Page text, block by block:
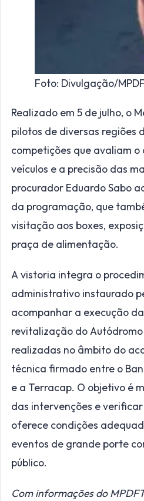
Foto: Divulgação/
Realizado em 5 de julho, o
pilotos de diversas regiões
competições que avaliam o
veículos e a precisão das
procurador Eduardo Sabo
da programação, que
visitação aos boxes,
praça de alimentação.
A vistoria integra o
administrativo instaurado
acompanhar a execução
revitalização do Autódromo
realizadas no âmbito do
técnica firmado entre o
e a Terracap. O objetivo é
das intervenções e
oferece condições
eventos de grande porte
público.
Com informações do